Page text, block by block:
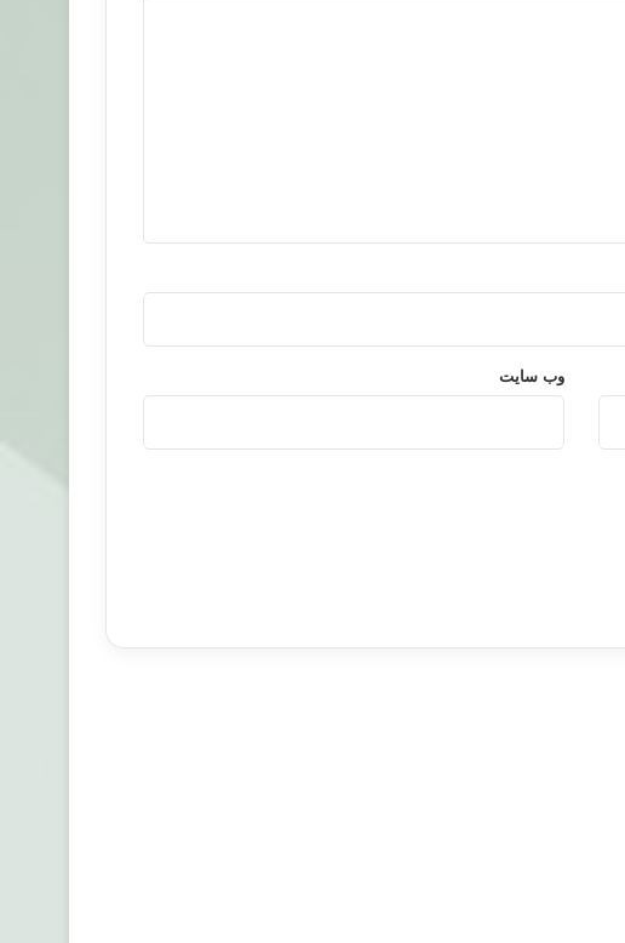
وب‌ سایت